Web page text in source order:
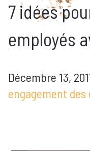
7 idées
employés
Décembre 13,
engagement des